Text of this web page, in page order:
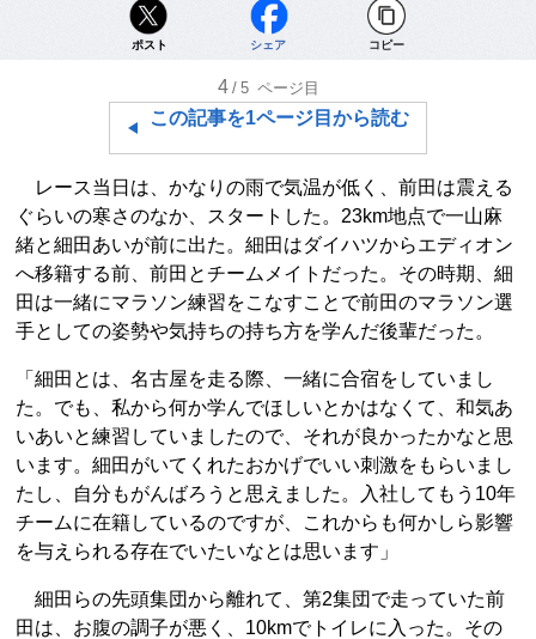
ポスト シェア コピー
4 /5 ページ目
この記事を1ページ目から読む
レース当日は、かなりの雨で気温が低く、前田は震える
ぐらいの寒さのなか、スタートした。23km地点で一山麻
緒と細田あいが前に出た。細田はダイハツからエディオン
へ移籍する前、前田とチームメイトだった。その時期、細
田は一緒にマラソン練習をこなすことで前田のマラソン選
手としての姿勢や気持ちの持ち方を学んだ後輩だった。
「細田とは、名古屋を走る際、一緒に合宿をしていまし
た。でも、私から何か学んでほしいとかはなくて、和気あ
いあいと練習していましたので、それが良かったかなと思
います。細田がいてくれたおかげでいい刺激をもらいまし
たし、自分もがんばろうと思えました。入社してもう10年
チームに在籍しているのですが、これからも何かしら影響
を与えられる存在でいたいなとは思います」
細田らの先頭集団から離れて、第2集団で走っていた前
田は、お腹の調子が悪く、10kmでトイレに入った。その